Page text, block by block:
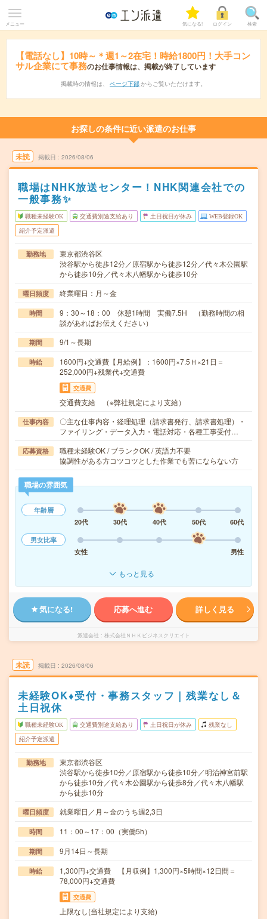
メニュー 気になる! ログイン 検索
【電話なし】10時～＊週1～2在宅！時給1800円！大手コン
サル企業にて事務のお仕事情報は、掲載が終了しています
掲載時の情報は、 ページ下部 からご覧いただけます。
お探しの条件に近い派遣のお仕事
未読 掲載日 2026/08/06
職場はNHK放送センター！NHK関連会社での
一般事務✨
職種未経験OK 交通費別途支給あり 土日祝日が休み WEB登録OK
紹介予定派遣
勤務地
東京都渋谷区
渋谷駅から徒歩12分／原宿駅から徒歩12分／代々木公園駅
から徒歩10分／代々木八幡駅から徒歩10分
曜日頻度 終業曜日：月～金
時間
9：30～18：00 休憩1時間 実働7.5H （勤務時間の相
談があればお伝えください）
期間 9/1～長期
時給
1600円+交通費【月給例】：1600円×7.5Ｈ×21日＝
252,000円+残業代+交通費
交通費
交通費支給 （※弊社規定により支給）
仕事内容
〇主な仕事内容・経理処理（請求書発行、請求書処理）・
ファイリング・データ入力・電話対応・各種工事受付…
応募資格
職種未経験OK / ブランクOK / 英語力不要
協調性がある方コツコツとした作業でも苦にならない方
職場の雰囲気
年齢層
20代
30代 40代 50代
60代
男女比率
女性
男性
もっと見る
気になる! 応募へ進む 詳しく見る
派遣会社 株式会社ＮＨＫビジネスクリエイト
未読 掲載日 2026/08/06
未経験OK♦受付・事務スタッフ｜残業なし＆
土日祝休
職種未経験OK 交通費別途支給あり 土日祝日が休み 残業なし
紹介予定派遣
勤務地
東京都渋谷区
渋谷駅から徒歩10分／原宿駅から徒歩10分／明治神宮前駅
から徒歩10分／代々木公園駅から徒歩8分／代々木八幡駅
から徒歩10分
曜日頻度 就業曜日／月～金のうち週2,3日
時間 11：00～17：00（実働5h）
期間 9月14日～長期
時給
1,300円+交通費 【月収例】1,300円×5時間×12日間＝
78,000円+交通費
交通費
上限なし(当社規定により支給)